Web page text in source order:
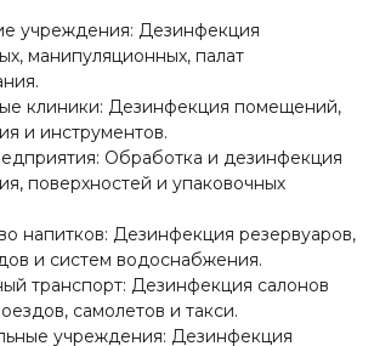
учреждения: Дезинфекция
манипуляционных, палат
клиники: Дезинфекция помещений,
и инструментов.
Обработка и дезинфекция
поверхностей и упаковочных
напитков: Дезинфекция резервуаров,
и систем водоснабжения.
транспорт: Дезинфекция салонов
самолетов и такси.
учреждения: Дезинфекция